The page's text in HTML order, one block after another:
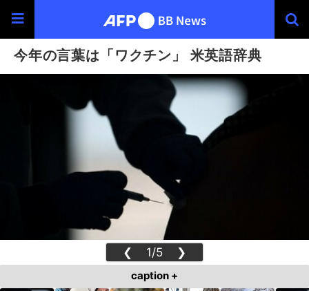
今年の言葉は「ワクチン」 米英語辞典
❮ 1/5 ❯
caption +